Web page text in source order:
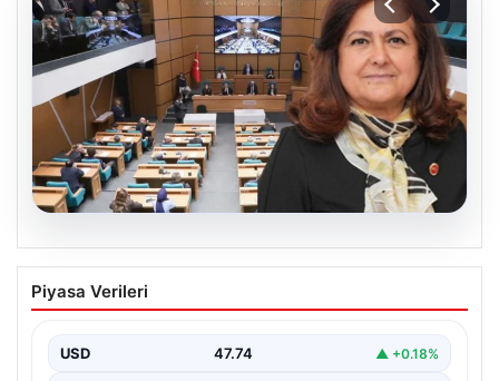
05.08.2026
Üsküdar Belediyesi’nde başkanvekili
Sibel Tan Çetinkaya oldu
Piyasa Verileri
USD 47.74 ▲ +0.18%